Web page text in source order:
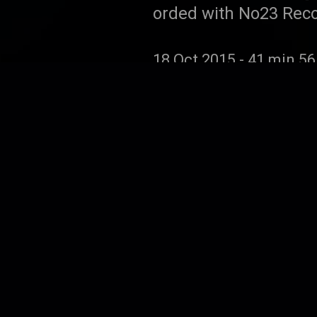
orded with No23
18 Oct 2015 - 41 min